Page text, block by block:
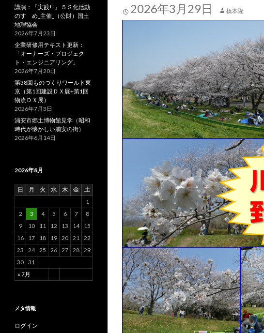
2026年3月29日 橋本隆
講演：「実践!!」 ５Ｓ化活動
のすゝめ_主催_（公財）国土
地理協会
2026年7月23日
企業研修用テキスト更新：
「オーナーズ・プロジェク
ト・エンジニアリング」
2026年7月20日
第38回ものづくりワールド東
京（第1回建設ＤＸ展+第1回
物流ＤＸ展）
2026年7月3日
浦安市郷土博物館見学（昭和
時代が懐かしい浦安の街）
2026年6月14日
2026年8月
日 月 火 水 木 金 土
« 7月
1
2
3 4 5 6 7
8
9
10 11 12 13 14
15
16
17 18 19 20 21 22
23
24 25 26 27 28 29
30 31
メタ情報
ログイン